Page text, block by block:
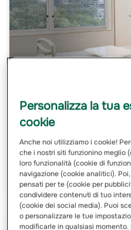
Con la polizza interventi
rimborso anche il
nella vita di un individuo, in
affidati alle mani esperte dei
Guide Utili Garanzie Spiegate
Personalizza la tua
cookie
Anche noi utilizziamo i cookie!
che i nostri siti funzionino meglio
loro funzionalità (cookie di
navigazione (cookie analitici).
pensati per te (cookie per
condividere contenuti di tuo
(cookie dei social media). Puoi
o personalizzare le tue
modificarle in qualsiasi